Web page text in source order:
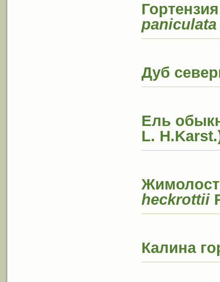
paniculata
Дуб
Ель
L. H.Karst
heckrottii
Калина